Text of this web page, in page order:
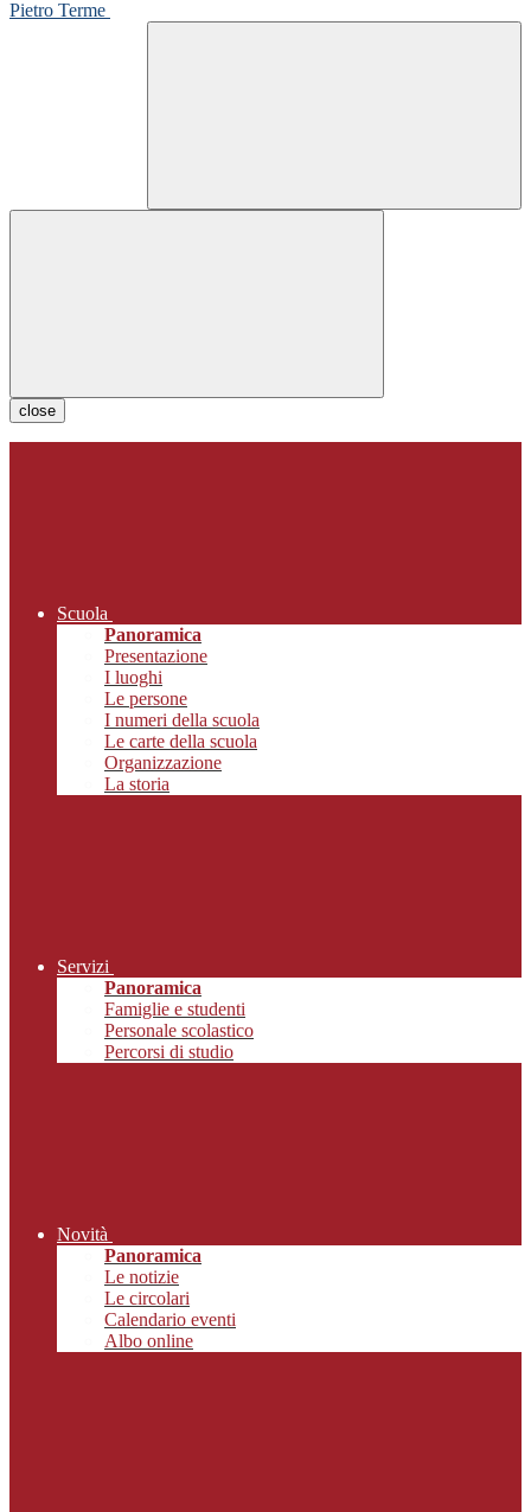
Pietro Terme
close
Scuola
Panoramica
Presentazione
I luoghi
Le persone
I numeri della scuola
Le carte della scuola
Organizzazione
La storia
Servizi
Panoramica
Famiglie e studenti
Personale scolastico
Percorsi di studio
Novità
Panoramica
Le notizie
Le circolari
Calendario eventi
Albo online